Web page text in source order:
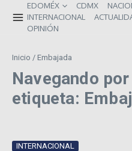
EDOMÉX CDMX
INTERNACIONAL
OPINIÓN
Inicio / Embajada
Navegando por
etiqueta:
INTERNACIONAL